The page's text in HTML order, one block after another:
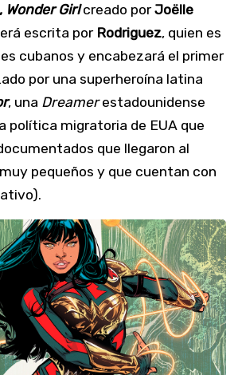
Wonder Girlcreado porJoëlle
escrita por Rodriguez, quien es
cubanos y encabezará el primer
por una superheroína latina
, una Dreamerestadounidense
política migratoria de EUA que
que llegaron al
pequeños y que cuentan con